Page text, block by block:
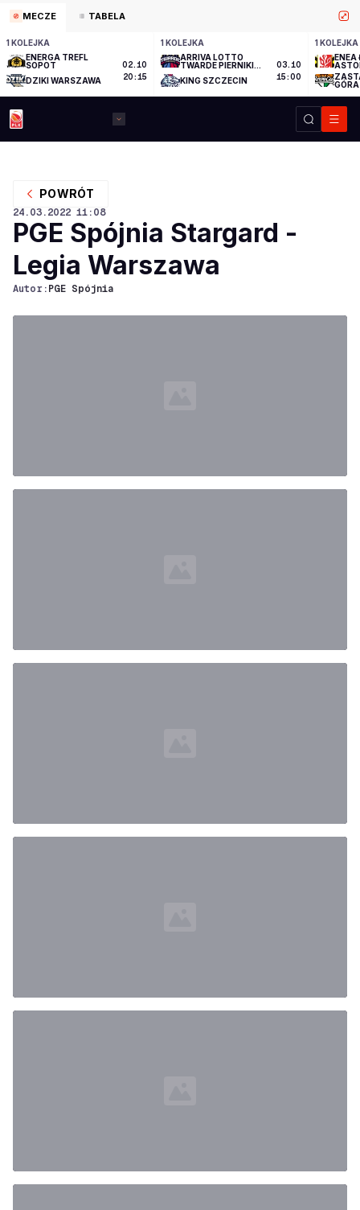
MECZE TABELA
1 KOLEJKA
ENERGA TREFL
SOPOT
DZIKI WARSZAWA
02.10
20:15
1 KOLEJKA
ARRIVA LOTTO
TWARDE PIERNIKI
KING SZCZECIN
03.10
15:00
1 KOLEJKA
ENEA
GÓRA
POWRÓT
24.03.2022 11:08
PGE Spójnia Stargard -
Legia Warszawa
Autor: PGE Spójnia